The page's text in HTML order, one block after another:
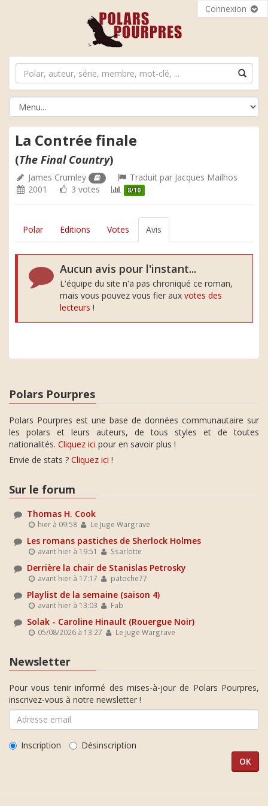
Connexion
La Contrée finale
(The Final Country)
James Crumley Traduit par Jacques Mailhos
2001
3 votes 8/10
Polar Editions Votes Avis
Aucun avis pour l'instant...
L'équipe du site n'a pas chroniqué ce roman,
mais vous pouvez vous fier aux votes des
lecteurs !
Polars Pourpres
Polars Pourpres est une base de données communautaire sur
les polars et leurs auteurs, de tous styles et de toutes
nationalités. Cliquez ici pour en savoir plus !
Envie de stats ? Cliquez ici !
Sur le forum
Thomas H. Cook
hier à 09:58 Le Juge Wargrave
Les romans pastiches de Sherlock Holmes
avant hier à 19:51 Ssarlotte
Derrière la chair de Stanislas Petrosky
avant hier à 17:17 patoche77
Playlist de la semaine (saison 4)
avant hier à 13:03 Fab
Solak - Caroline Hinault (Rouergue Noir)
05/08/2026 à 13:27 Le Juge Wargrave
Newsletter
Pour vous tenir informé des mises-à-jour de Polars Pourpres,
inscrivez-vous à notre newsletter !
Inscription Désinscription